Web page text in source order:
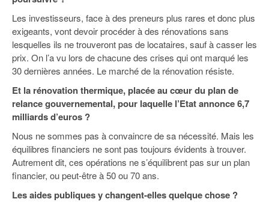
Les investisseurs, face à des preneurs plus rares et donc plus
exigeants, vont devoir procéder à des rénovations sans
lesquelles ils ne trouveront pas de locataires, sauf à casser les
prix. On l’a vu lors de chacune des crises qui ont marqué les
30 dernières années. Le marché de la rénovation résiste.
Et la rénovation thermique, placée au cœur du plan de
relance gouvernemental, pour laquelle l’Etat annonce 6,7
milliards d’euros ?
Nous ne sommes pas à convaincre de sa nécessité. Mais les
équilibres financiers ne sont pas toujours évidents à trouver.
Autrement dit, ces opérations ne s’équilibrent pas sur un plan
financier, ou peut-être à 50 ou 70 ans.
Les aides publiques y changent-elles quelque chose ?